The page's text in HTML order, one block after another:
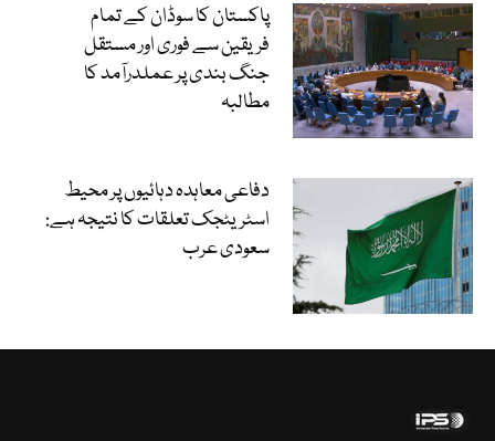
پاکستان کا سوڈان کے تمام
فریقین سے فوری اور مستقل
جنگ بندی پر عملدرآمد کا
مطالبہ
دفاعی معاہدہ دہائیوں پر محیط
اسٹریٹجک تعلقات کا نتیجہ ہے:
سعودی عرب